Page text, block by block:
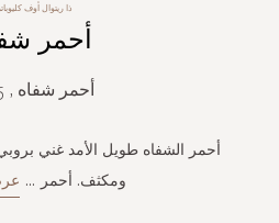
ذا ريتوال أوف
أحمر
أحمر شفاه , 3.5 ج
أحمر الشفاه طويل الأمد غني
ومكثف. أحمر ...